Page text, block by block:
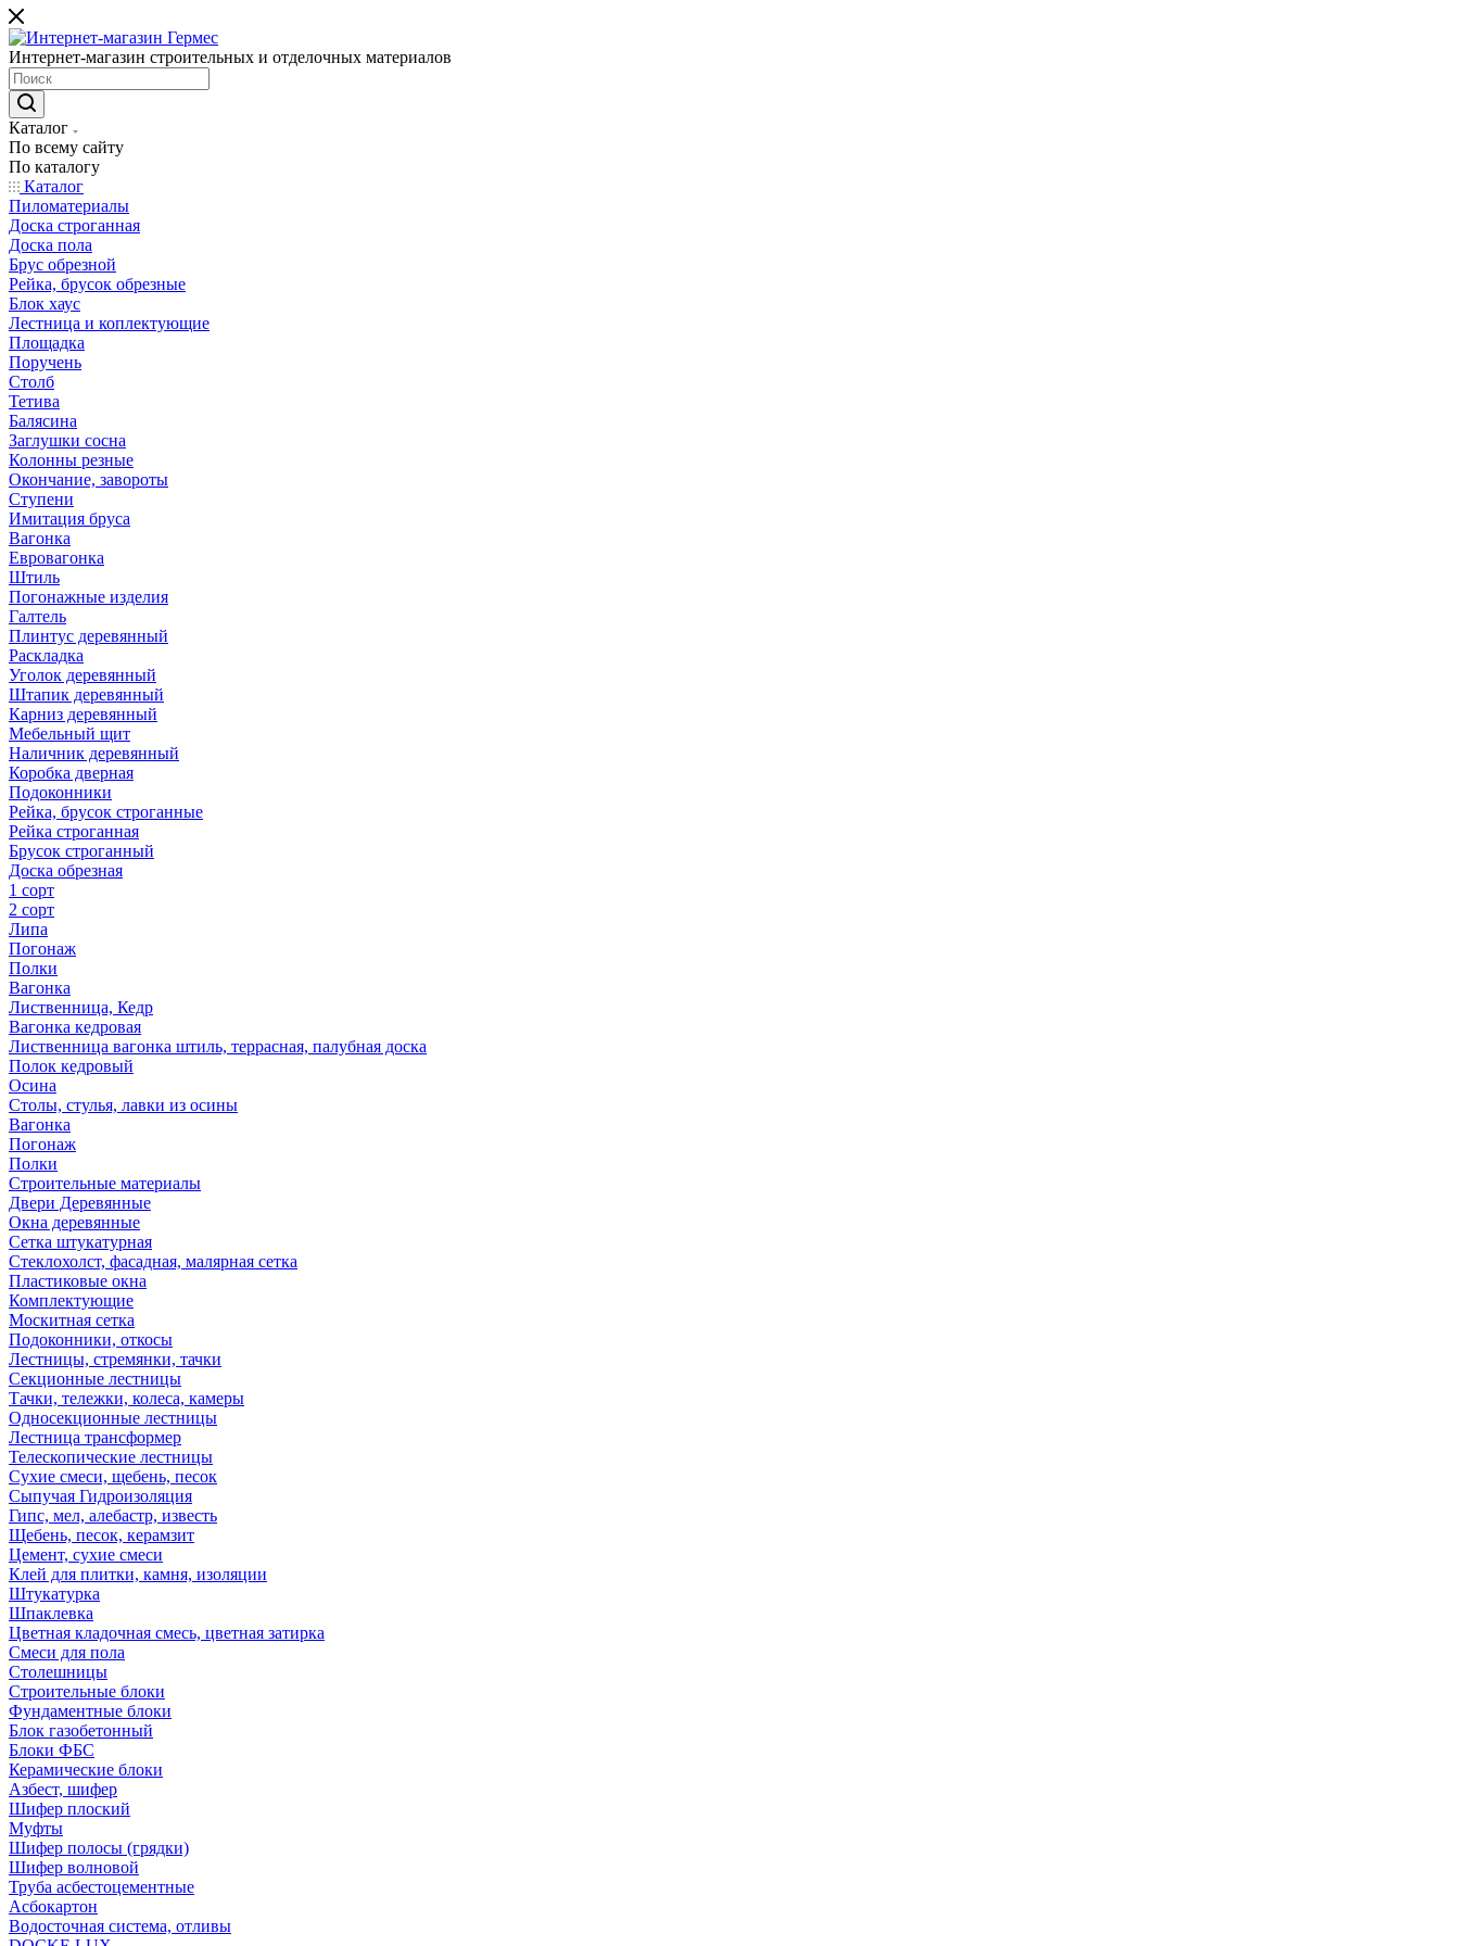
Интернет-магазин строительных и отделочных материалов
Каталог
По всему сайту
По каталогу
Каталог
Пиломатериалы
Доска строганная
Доска пола
Брус обрезной
Рейка, брусок обрезные
Блок хаус
Лестница и коплектующие
Площадка
Поручень
Столб
Тетива
Балясина
Заглушки сосна
Колонны резные
Окончание, завороты
Ступени
Имитация бруса
Вагонка
Евровагонка
Штиль
Погонажные изделия
Галтель
Плинтус деревянный
Раскладка
Уголок деревянный
Штапик деревянный
Карниз деревянный
Мебельный щит
Наличник деревянный
Коробка дверная
Подоконники
Рейка, брусок строганные
Рейка строганная
Брусок строганный
Доска обрезная
1 сорт
2 сорт
Липа
Погонаж
Полки
Вагонка
Лиственница, Кедр
Вагонка кедровая
Лиственница вагонка штиль, террасная, палубная доска
Полок кедровый
Осина
Столы, стулья, лавки из осины
Вагонка
Погонаж
Полки
Строительные материалы
Двери Деревянные
Окна деревянные
Сетка штукатурная
Стеклохолст, фасадная, малярная сетка
Пластиковые окна
Комплектующие
Москитная сетка
Подоконники, откосы
Лестницы, стремянки, тачки
Секционные лестницы
Тачки, тележки, колеса, камеры
Односекционные лестницы
Лестница трансформер
Телескопические лестницы
Сухие смеси, щебень, песок
Сыпучая Гидроизоляция
Гипс, мел, алебастр, известь
Щебень, песок, керамзит
Цемент, сухие смеси
Клей для плитки, камня, изоляции
Штукатурка
Шпаклевка
Цветная кладочная смесь, цветная затирка
Смеси для пола
Столешницы
Строительные блоки
Фундаментные блоки
Блок газобетонный
Блоки ФБС
Керамические блоки
Азбест, шифер
Шифер плоский
Муфты
Шифер полосы (грядки)
Шифер волновой
Труба асбестоцементные
Асбокартон
Водосточная система, отливы